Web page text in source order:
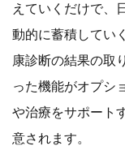
えていくだけで、
動的に蓄積してい
康診断の結果の取
った機能がオプシ
や治療をサポート
意されます。